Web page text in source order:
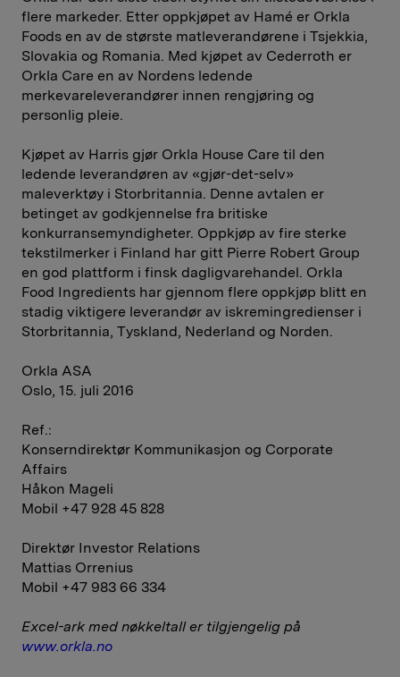
flere markeder. Etter oppkjøpet av Hamé er Orkla
Foods en av de største matleverandørene i Tsjekkia,
Slovakia og Romania. Med kjøpet av Cederroth er
Orkla Care en av Nordens ledende
merkevareleverandører innen rengjøring og
personlig pleie.
Kjøpet av Harris gjør Orkla House Care til den
ledende leverandøren av «gjør-det-selv»
maleverktøy i Storbritannia. Denne avtalen er
betinget av godkjennelse fra britiske
konkurransemyndigheter. Oppkjøp av fire sterke
tekstilmerker i Finland har gitt Pierre Robert Group
en god plattform i finsk dagligvarehandel. Orkla
Food Ingredients har gjennom flere oppkjøp blitt en
stadig viktigere leverandør av iskremingredienser i
Storbritannia, Tyskland, Nederland og Norden.
Orkla ASA
Oslo, 15. juli 2016
Ref.:
Konserndirektør Kommunikasjon og Corporate
Affairs
Håkon Mageli
Mobil +47 928 45 828
Direktør Investor Relations
Mattias Orrenius
Mobil +47 983 66 334
Excel-ark med nøkkeltall er tilgjengelig på
www.orkla.no